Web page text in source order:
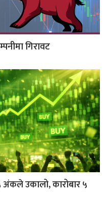
गिरावट
उकालो, कारोबार ५